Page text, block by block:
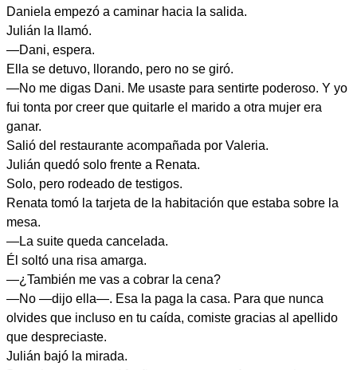
Daniela empezó a caminar hacia la salida.
Julián la llamó.
—Dani, espera.
Ella se detuvo, llorando, pero no se giró.
—No me digas Dani. Me usaste para sentirte poderoso. Y yo
fui tonta por creer que quitarle el marido a otra mujer era
ganar.
Salió del restaurante acompañada por Valeria.
Julián quedó solo frente a Renata.
Solo, pero rodeado de testigos.
Renata tomó la tarjeta de la habitación que estaba sobre la
mesa.
—La suite queda cancelada.
Él soltó una risa amarga.
—¿También me vas a cobrar la cena?
—No —dijo ella—. Esa la paga la casa. Para que nunca
olvides que incluso en tu caída, comiste gracias al apellido
que despreciaste.
Julián bajó la mirada.